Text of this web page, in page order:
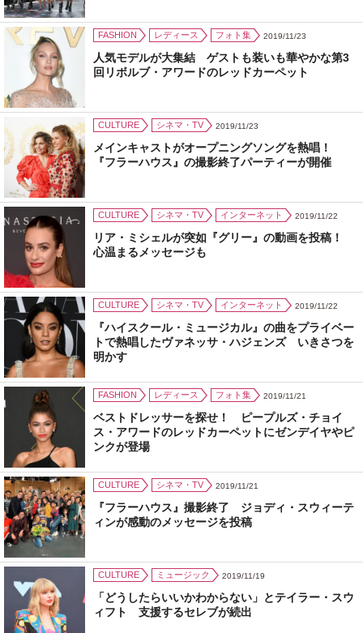
FASHION レディース フォト集 2019/11/23
人気モデルが大集結 ゲストも装いも華やかな第3
回リボルブ・アワードのレッドカーペット
CULTURE シネマ・TV 2019/11/23
メインキャストがオープニングソングを熱唱！
『フラーハウス』の撮影終了パーティーが開催
CULTURE シネマ・TV インターネット 2019/11/22
リア・ミシェルが突如『グリー』の動画を投稿！
心温まるメッセージも
CULTURE シネマ・TV インターネット 2019/11/22
『ハイスクール・ミュージカル』の曲をプライベー
トで熱唱したヴァネッサ・ハジェンズ いきさつを
明かす
FASHION レディース フォト集 2019/11/21
ベストドレッサーを探せ！ ピープルズ・チョイ
ス・アワードのレッドカーペットにゼンデイヤやピ
ンクが登場
CULTURE シネマ・TV 2019/11/21
『フラーハウス』撮影終了 ジョディ・スウィーテ
ィンが感動のメッセージを投稿
CULTURE ミュージック 2019/11/19
「どうしたらいいかわからない」とテイラー・スウ
ィフト 支援するセレブが続出